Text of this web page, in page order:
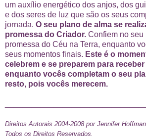
um auxílio energético dos anjos, dos
e dos seres de luz que são os seus
jornada. O seu plano de alma se
promessa do Criador. Confiem no seu
promessa do Céu na Terra, enquanto
seus momentos finais. Este é o
celebrem e se preparem para
enquanto vocês completam o seu
resto, pois vocês merecem.
Direitos Autorais 2004-2008 por Jennifer
Todos os Direitos Reservados.